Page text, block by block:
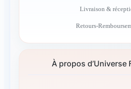
Livraison &
Retours-
À propos d’Universe